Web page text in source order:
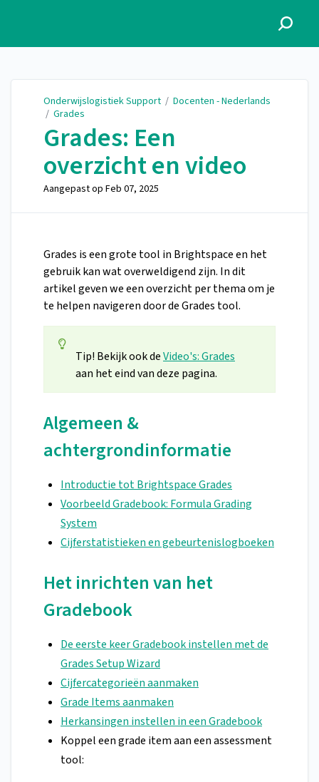
Onderwijslogistiek Support / Docenten - Nederlands
/ Grades
Grades: Een
overzicht en video
Aangepast op Feb 07, 2025
Grades is een grote tool in Brightspace en het
gebruik kan wat overweldigend zijn. In dit
artikel geven we een overzicht per thema om je
te helpen navigeren door de Grades tool.
Tip! Bekijk ook deVideo's: Grades
aan het eind van deze pagina.
Algemeen &
achtergrondinformatie
Introductie tot Brightspace Grades
Voorbeeld Gradebook: Formula Grading
System
Cijferstatistieken en gebeurtenislogboeken
Het inrichten van het
Gradebook
De eerste keer Gradebook instellen met de
Grades Setup Wizard
Cijfercategorieën aanmaken
Grade Items aanmaken
Herkansingen instellen in een Gradebook
Koppel een grade item aan een assessment
tool: